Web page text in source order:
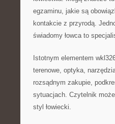
egzaminu, jakie są
kontakcie z przyrodą.
świadomy łowca to
Istotnym elementem
terenowe, optyka,
rozsądnym zakupie,
sytuacjach. Czytelnik
styl łowiecki.